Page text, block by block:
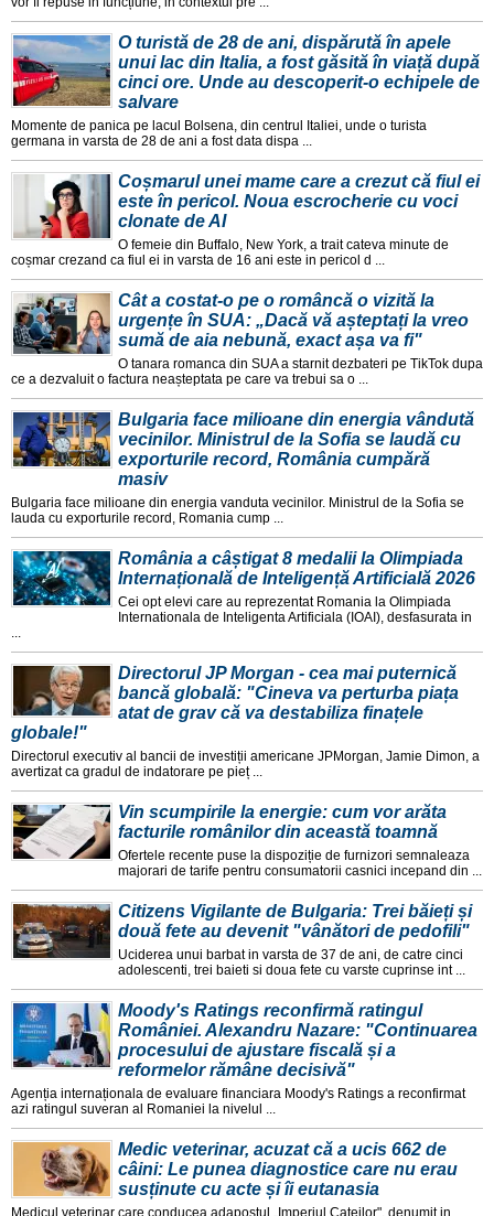
O turistă de 28 de ani, dispărută în apele
unui lac din Italia, a fost găsită în viață după
cinci ore. Unde au descoperit-o echipele de
salvare
Momente de panica pe lacul Bolsena, din centrul Italiei, unde o turista
germana in varsta de 28 de ani a fost data dispa ...
Coșmarul unei mame care a crezut că fiul ei
este în pericol. Noua escrocherie cu voci
clonate de AI
O femeie din Buffalo, New York, a trait cateva minute de
coșmar crezand ca fiul ei in varsta de 16 ani este in pericol d ...
Cât a costat-o pe o româncă o vizită la
urgențe în SUA: „Dacă vă așteptați la vreo
sumă de aia nebună, exact așa va fi"
O tanara romanca din SUA a starnit dezbateri pe TikTok dupa
ce a dezvaluit o factura neașteptata pe care va trebui sa o ...
Bulgaria face milioane din energia vândută
vecinilor. Ministrul de la Sofia se laudă cu
exporturile record, România cumpără
masiv
Bulgaria face milioane din energia vanduta vecinilor. Ministrul de la Sofia se
lauda cu exporturile record, Romania cump ...
România a câștigat 8 medalii la Olimpiada
Internațională de Inteligență Artificială 2026
Cei opt elevi care au reprezentat Romania la Olimpiada
Internationala de Inteligenta Artificiala (IOAI), desfasurata in
...
Directorul JP Morgan - cea mai puternică
bancă globală: "Cineva va perturba piața
atat de grav că va destabiliza finațele
globale!"
Directorul executiv al bancii de investiții americane JPMorgan, Jamie Dimon, a
avertizat ca gradul de indatorare pe pieț ...
Vin scumpirile la energie: cum vor arăta
facturile românilor din această toamnă
Ofertele recente puse la dispoziție de furnizori semnaleaza
majorari de tarife pentru consumatorii casnici incepand din ...
Citizens Vigilante de Bulgaria: Trei băieți și
două fete au devenit "vânători de pedofili"
Uciderea unui barbat in varsta de 37 de ani, de catre cinci
adolescenti, trei baieti si doua fete cu varste cuprinse int ...
Moody's Ratings reconfirmă ratingul
României. Alexandru Nazare: "Continuarea
procesului de ajustare fiscală și a
reformelor rămâne decisivă"
Agenția internaționala de evaluare financiara Moody's Ratings a reconfirmat
azi ratingul suveran al Romaniei la nivelul ...
Medic veterinar, acuzat că a ucis 662 de
câini: Le punea diagnostice care nu erau
susținute cu acte și îi eutanasia
Medicul veterinar care conducea adapostul „Imperiul Cateilor", denumit in